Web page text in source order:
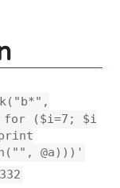
($i=7; $i
@a)))'